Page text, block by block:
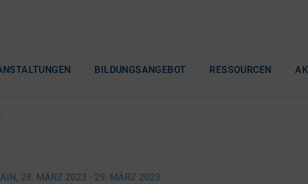
BILDUNGSANGEBOT RESSOURCEN
28. MÄRZ 2023 - 29. MÄRZ 2023